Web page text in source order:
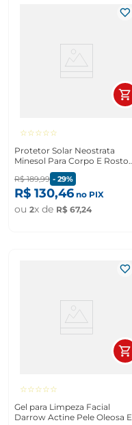
☆☆☆☆☆
Protetor Solar Neostrata
Minesol Para Corpo E Rosto
Fps 99 200ml
R$ 189,99 - 29%
R$ 130,46 no PIX
ou 2x de R$ 67,24
☆☆☆☆☆
Gel para Limpeza Facial
Darrow Actine Pele Oleosa E